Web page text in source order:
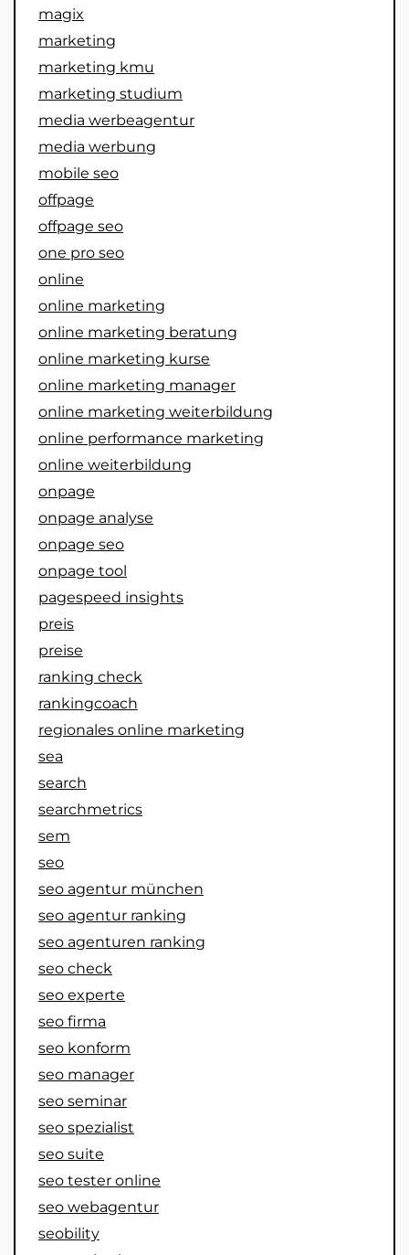
magix
marketing
marketing kmu
marketing studium
media werbeagentur
media werbung
mobile seo
offpage
offpage seo
one pro seo
online
online marketing
online marketing beratung
online marketing kurse
online marketing manager
online marketing weiterbildung
online performance marketing
online weiterbildung
onpage
onpage analyse
onpage seo
onpage tool
pagespeed insights
preis
preise
ranking check
rankingcoach
regionales online marketing
sea
search
searchmetrics
sem
seo
seo agentur münchen
seo agentur ranking
seo agenturen ranking
seo check
seo experte
seo firma
seo konform
seo manager
seo seminar
seo spezialist
seo suite
seo tester online
seo webagentur
seobility